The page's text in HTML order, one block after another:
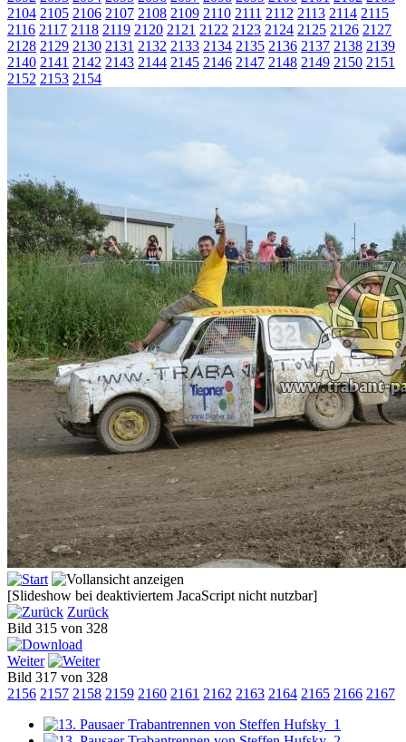
2104 2105 2106 2107 2108 2109 2110 2111 2112 2113 2114 2115
2116 2117 2118 2119 2120 2121 2122 2123 2124 2125 2126 2127
2128 2129 2130 2131 2132 2133 2134 2135 2136 2137 2138 2139
2140 2141 2142 2143 2144 2145 2146 2147 2148 2149 2150 2151
2152 2153 2154
[Slideshow bei deaktiviertem JacaScript nicht nutzbar]
Zurück
Bild 315 von 328
Weiter
Bild 317 von 328
2156 2157 2158 2159 2160 2161 2162 2163 2164 2165 2166 2167